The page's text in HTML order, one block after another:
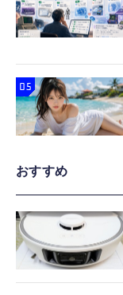
おすすめ